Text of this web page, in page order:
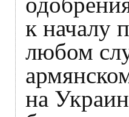
к началу
любом
на